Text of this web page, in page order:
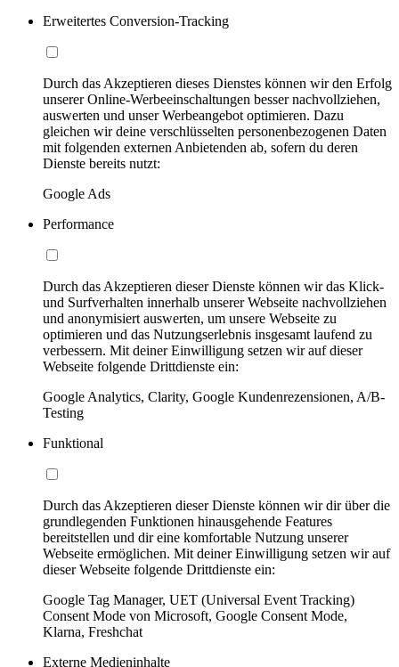
Erweitertes Conversion-Tracking
Durch das Akzeptieren dieses Dienstes können wir den Erfolg
unserer Online-Werbeeinschaltungen besser nachvollziehen,
auswerten und unser Werbeangebot optimieren. Dazu
gleichen wir deine verschlüsselten personenbezogenen Daten
mit folgenden externen Anbietenden ab, sofern du deren
Dienste bereits nutzt:
Google Ads
Performance
Durch das Akzeptieren dieser Dienste können wir das Klick-
und Surfverhalten innerhalb unserer Webseite nachvollziehen
und anonymisiert auswerten, um unsere Webseite zu
optimieren und das Nutzungserlebnis insgesamt laufend zu
verbessern. Mit deiner Einwilligung setzen wir auf dieser
Webseite folgende Drittdienste ein:
Google Analytics, Clarity, Google Kundenrezensionen, A/B-
Testing
Funktional
Durch das Akzeptieren dieser Dienste können wir dir über die
grundlegenden Funktionen hinausgehende Features
bereitstellen und dir eine komfortable Nutzung unserer
Webseite ermöglichen. Mit deiner Einwilligung setzen wir auf
dieser Webseite folgende Drittdienste ein:
Google Tag Manager, UET (Universal Event Tracking)
Consent Mode von Microsoft, Google Consent Mode,
Klarna, Freshchat
Externe Medieninhalte